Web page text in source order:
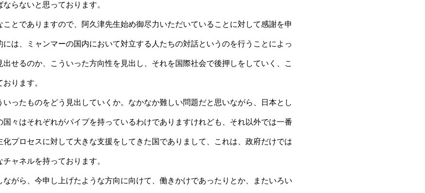
らないと思っております。
とでありますので、阿久津先生始め御尽力いただいていることに対して感謝を申
には、ミャンマーの国内において対立する人たちの対話というのを行うことによっ
せるのか、こういった方向性を見出し、それを国際社会で後押しをしていく、こ
ります。
ったものをどう見出していくか。なかなか難しい問題だと思いながら、日本とし
々はそれぞれがパイプを持っているわけでありますけれども、それ以外では一番
化プロセスに対して大きな支援をしてきた国でありまして、これは、政府だけでは
ャネルを持っております。
がら、今申し上げたような方向に向けて、働きかけであったりとか、またいろい